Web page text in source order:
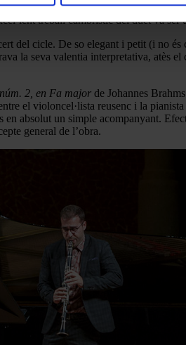
els aplaudiments sonors del públic: la
treball cambrístic del duet va
del cicle. De so elegant i petit (i no
la seva valentia interpretativa, atès
2, en Fa major de Johannes
el violoncel·lista reusenc i la
absolut un simple acompanyant.
general de l’obra.